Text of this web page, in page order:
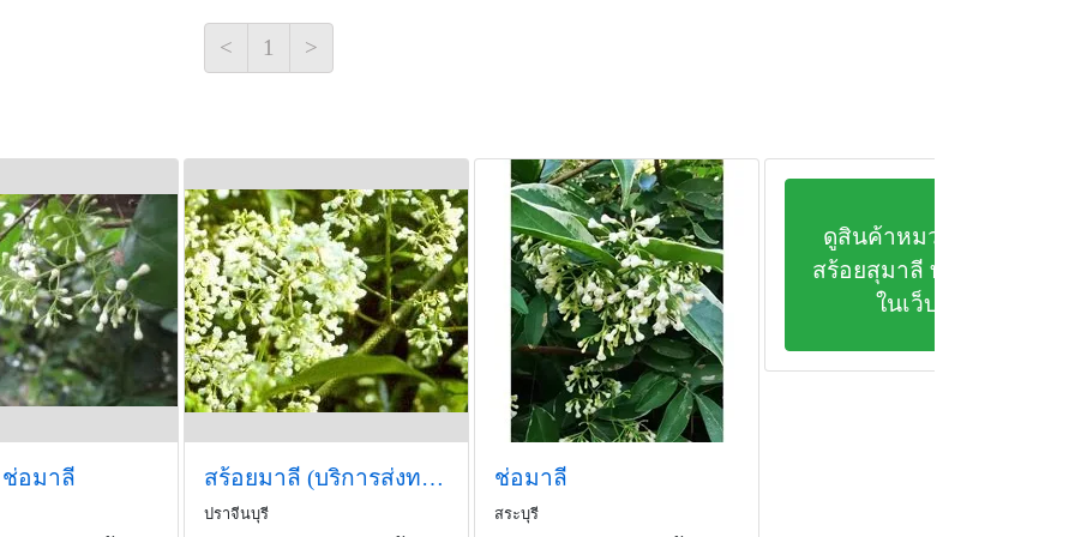
< 1 >
อมาลี สร้อยมาลี (บริการส่งทางไปรษณีย์)
ปราจีนบุรี
ช่อมาลี
สระบุรี
ดูสินค้าหมวด ต้น
สร้อยสุมาลี ทั้งหมด
ในเว็บ